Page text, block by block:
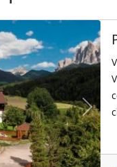
Next